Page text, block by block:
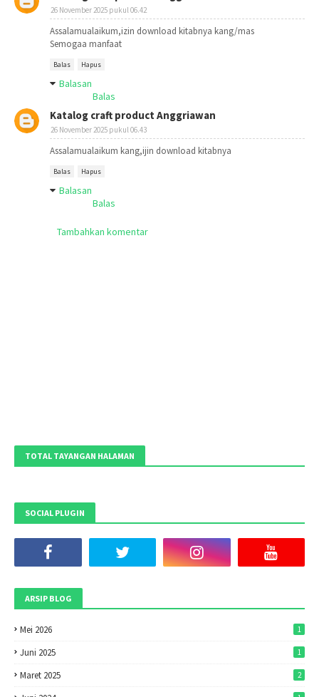
26 November 2025 pukul 06.42
Assalamualaikum,izin download kitabnya kang/mas
Semogaa manfaat
Balas Hapus
Balasan
Balas
Katalog craft product Anggriawan
26 November 2025 pukul 06.43
Assalamualaikum kang,ijin download kitabnya
Balas Hapus
Balasan
Balas
Tambahkan komentar
TOTAL TAYANGAN HALAMAN
SOCIAL PLUGIN
ARSIP BLOG
Mei 2026 1
Juni 2025 1
Maret 2025 2